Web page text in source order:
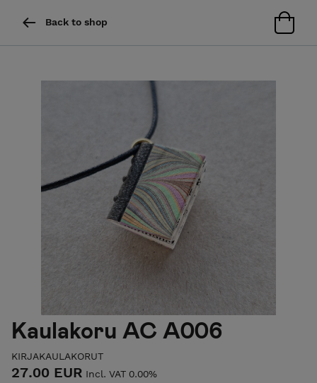
Back to shop
Kaulakoru AC A006
KIRJAKAULAKORUT
27.00 EUR Incl. VAT 0.00%